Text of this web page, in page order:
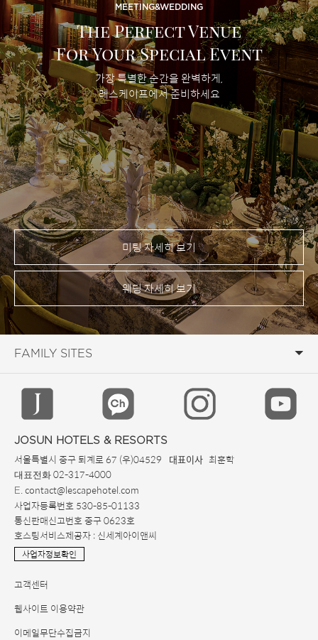
MEETING&WEDDING
The Perfect Venue
For Your Special Event
가장 특별한 순간을 완벽하게,
레스케이프에서 준비하세요
미팅 자세히 보기
웨딩 자세히 보기
JOSUN HOTELS & RESORTS
서울특별시 중구 퇴계로 67 (우)04529 대표이사 최훈학
대표전화 02-317-4000
E. contact@lescapehotel.com
사업자등록번호 530-85-01133
통신판매신고번호 중구 0623호
호스팅서비스제공자 : 신세계아이앤씨
사업자정보확인
고객센터
웹사이트 이용약관
이메일무단수집금지